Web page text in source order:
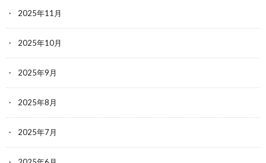
2025年11月
2025年10月
2025年9月
2025年8月
2025年7月